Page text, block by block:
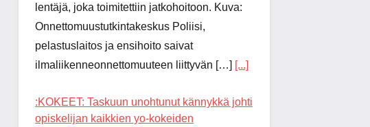
lentäjä, joka toimitettiin jatkohoitoon. Kuva:
Onnettomuustutkintakeskus Poliisi,
pelastuslaitos ja ensihoito saivat
ilmaliikenneonnettomuuteen liittyvän […] [...]
:KOKEET: Taskuun unohtunut kännykkä johti
opiskelijan kaikkien yo-kokeiden